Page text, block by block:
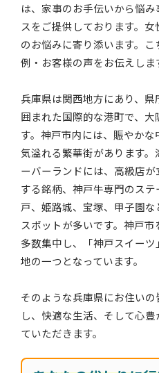
は、家事のお手伝いから悩
スをご提供しております。
のお悩みに寄り添います。
例・お客様の声をお伝えしま
兵庫県は関西地方にあり、
囲まれた国際的な港町で、
す。神戸市内には、賑やか
気溢れる繁華街があります
ーバーランドには、高級店
する銘柄、神戸牛専門のス
戸、姫路城、宝塚、甲子園
スポットが多いです。神戸
多数集中し、「神戸スイー
地の一つとなっています。
そのような兵庫県にお住い
し、快適な生活、そして心
ていただきます。